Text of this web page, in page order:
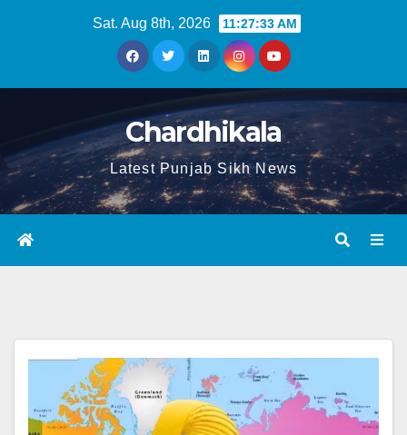
Sat. Aug 8th, 2026 11:27:33 AM
Chardhikala
Latest Punjab Sikh News